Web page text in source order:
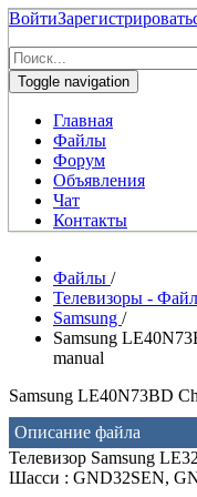
Войти
Toggle navigation
Главная
Файлы
Форум
Объявления
Чат
Контакты
Файлы /
Телевизоры -
Samsung /
Samsung
manual
Samsung LE40N73BD
Описание файла
Телевизор Samsung
Шасси : GND32SEN,